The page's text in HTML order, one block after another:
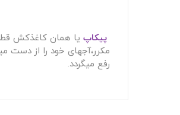
پیکاپ یا همان کاغذکش
مکرر،آجهای خود را از
رفع میگردد.